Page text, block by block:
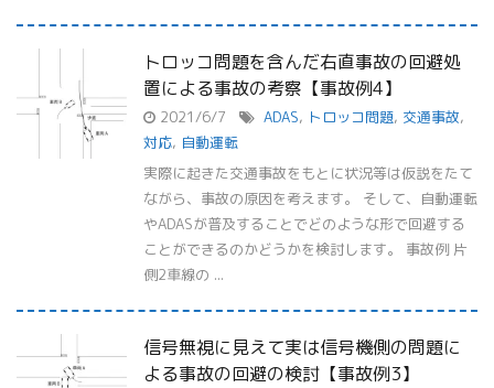
トロッコ問題を含んだ右直事故の回避処
置による事故の考察【事故例4】
2021/6/7 ADAS, トロッコ問題, 交通事故,
対応, 自動運転
実際に起きた交通事故をもとに状況等は仮説をたて
ながら、事故の原因を考えます。 そして、自動運転
やADASが普及することでどのような形で回避する
ことができるのかどうかを検討します。 事故例 片
側2車線の ...
信号無視に見えて実は信号機側の問題に
よる事故の回避の検討【事故例3】